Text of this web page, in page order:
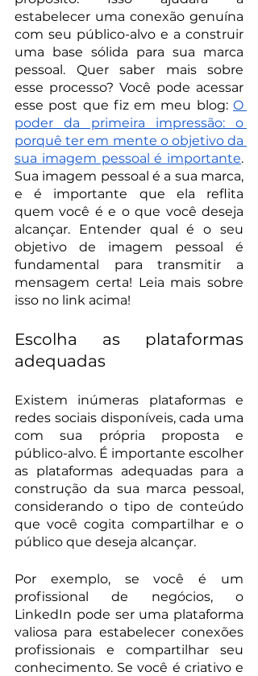
estabelecer uma conexão genuína
com seu público-alvo e a construir
uma base sólida para sua marca
pessoal. Quer saber mais sobre
esse processo? Você pode acessar
esse post que fiz em meu blog: O
poder da primeira impressão: o
porquê ter em mente o objetivo da
sua imagem pessoal é importante.
Sua imagem pessoal é a sua marca,
e é importante que ela reflita
quem você é e o que você deseja
alcançar. Entender qual é o seu
objetivo de imagem pessoal é
fundamental para transmitir a
mensagem certa! Leia mais sobre
isso no link acima!
Escolha as plataformas
adequadas
Existem inúmeras plataformas e
redes sociais disponíveis, cada uma
com sua própria proposta e
público-alvo. É importante escolher
as plataformas adequadas para a
construção da sua marca pessoal,
considerando o tipo de conteúdo
que você cogita compartilhar e o
público que deseja alcançar.
Por exemplo, se você é um
profissional de negócios, o
LinkedIn pode ser uma plataforma
valiosa para estabelecer conexões
profissionais e compartilhar seu
conhecimento. Se você é criativo e